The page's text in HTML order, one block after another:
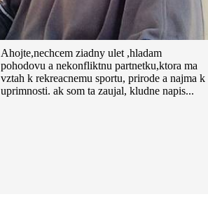
Ahojte,nechcem ziadny ulet ,hladam
pohodovu a nekonfliktnu partnetku,ktora ma
vztah k rekreacnemu sportu, prirode a najma k
uprimnosti. ak som ta zaujal, kludne napis...